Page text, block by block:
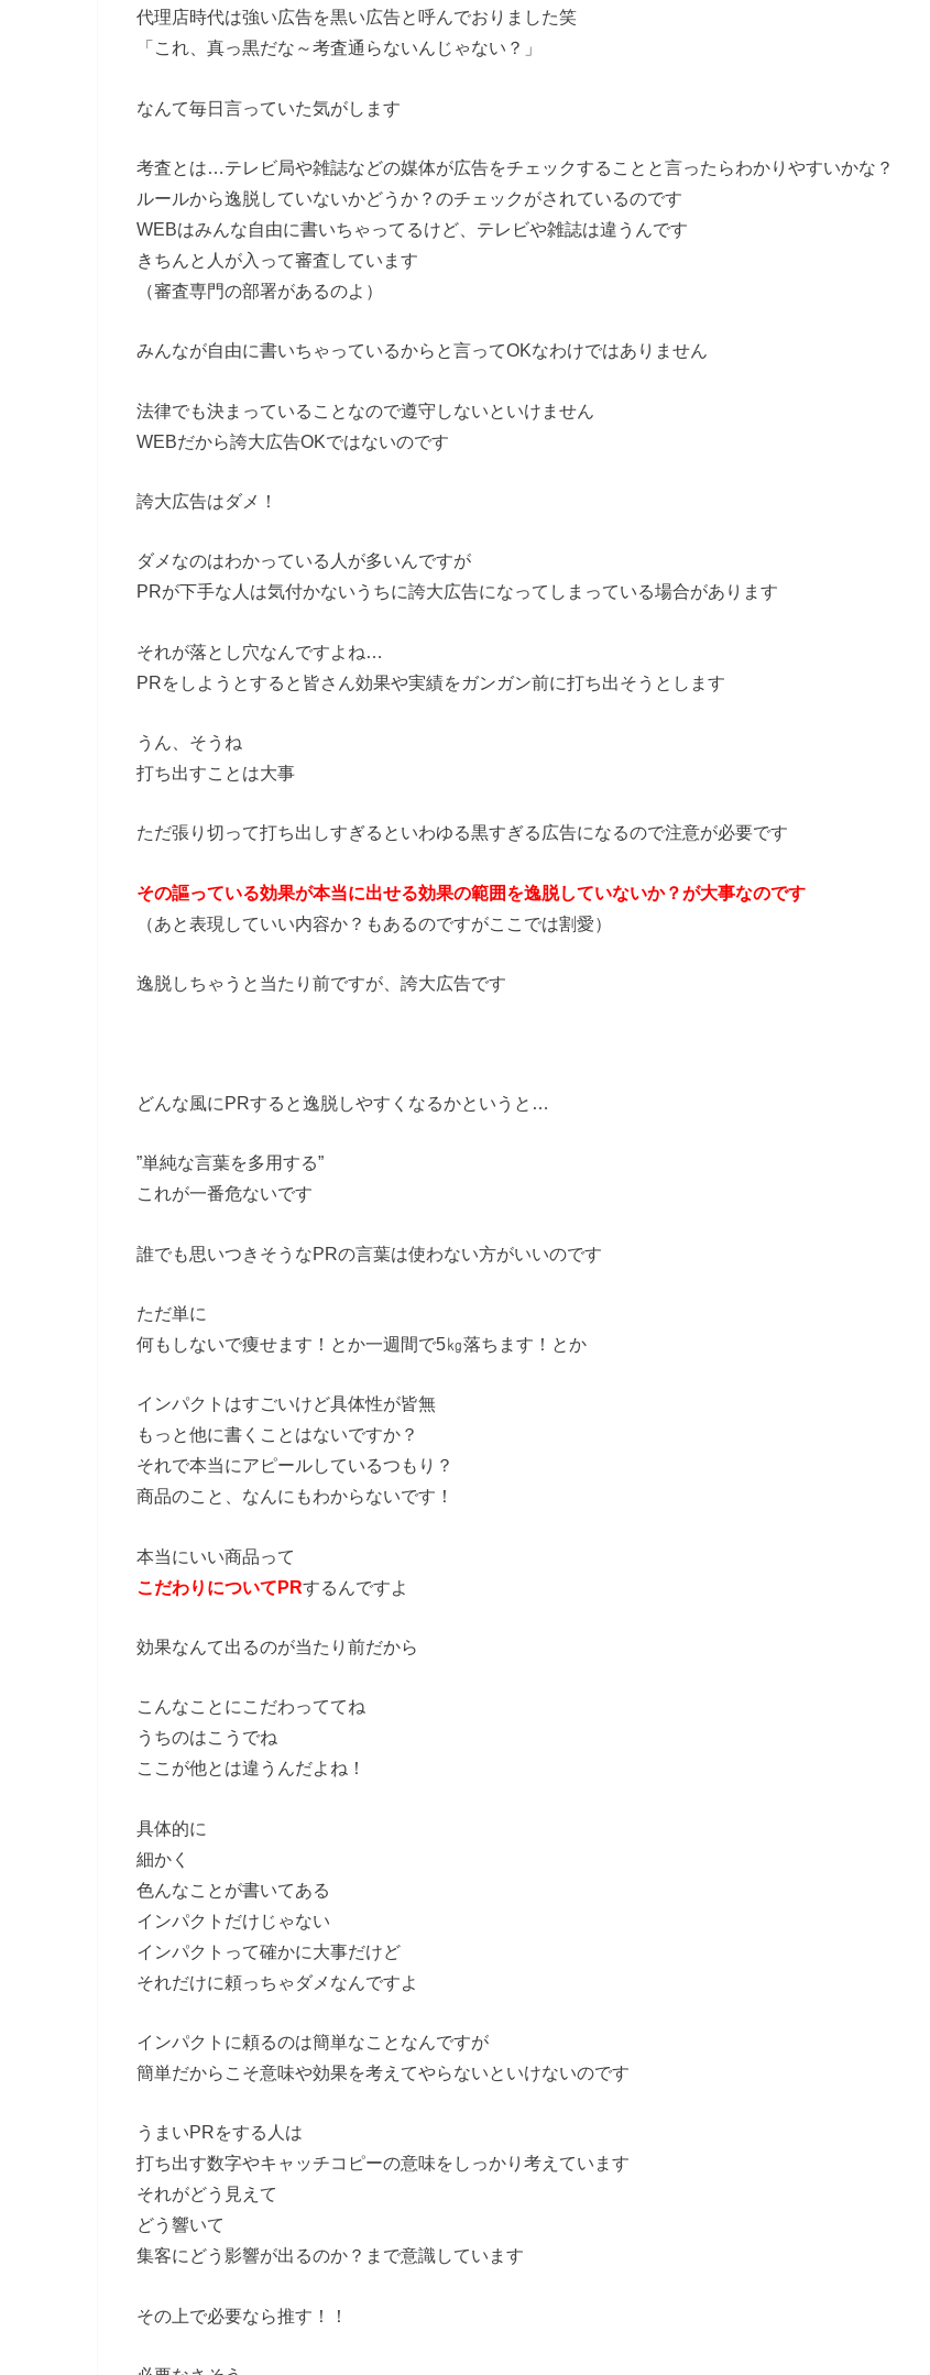
代理店時代は強い広告を黒い広告と呼んでおりました笑
「これ、真っ黒だな～考査通らないんじゃない？」
なんて毎日言っていた気がします
考査とは…テレビ局や雑誌などの媒体が広告をチェックすることと言ったらわかりやすいかな？
ルールから逸脱していないかどうか？のチェックがされているのです
WEBはみんな自由に書いちゃってるけど、テレビや雑誌は違うんです
きちんと人が入って審査しています
（審査専門の部署があるのよ）
みんなが自由に書いちゃっているからと言ってOKなわけではありません
法律でも決まっていることなので遵守しないといけません
WEBだから誇大広告OKではないのです
誇大広告はダメ！
ダメなのはわかっている人が多いんですが
PRが下手な人は気付かないうちに誇大広告になってしまっている場合があります
それが落とし穴なんですよね…
PRをしようとすると皆さん効果や実績をガンガン前に打ち出そうとします
うん、そうね
打ち出すことは大事
ただ張り切って打ち出しすぎるといわゆる黒すぎる広告になるので注意が必要です
その謳っている効果が本当に出せる効果の範囲を逸脱していないか？が大事なのです
（あと表現していい内容か？もあるのですがここでは割愛）
逸脱しちゃうと当たり前ですが、誇大広告です
どんな風にPRすると逸脱しやすくなるかというと…
”単純な言葉を多用する”
これが一番危ないです
誰でも思いつきそうなPRの言葉は使わない方がいいのです
ただ単に
何もしないで痩せます！とか一週間で5㎏落ちます！とか
インパクトはすごいけど具体性が皆無
もっと他に書くことはないですか？
それで本当にアピールしているつもり？
商品のこと、なんにもわからないです！
本当にいい商品って
こだわりについてPRするんですよ
効果なんて出るのが当たり前だから
こんなことにこだわっててね
うちのはこうでね
ここが他とは違うんだよね！
具体的に
細かく
色んなことが書いてある
インパクトだけじゃない
インパクトって確かに大事だけど
それだけに頼っちゃダメなんですよ
インパクトに頼るのは簡単なことなんですが
簡単だからこそ意味や効果を考えてやらないといけないのです
うまいPRをする人は
打ち出す数字やキャッチコピーの意味をしっかり考えています
それがどう見えて
どう響いて
集客にどう影響が出るのか？まで意識しています
その上で必要なら推す！！